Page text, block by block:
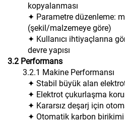
kopyalanması
✦ Parametre düzenleme:
(şekil/malzemeye göre)
✦ Kullanıcı ihtiyaçlarına
devre yapısı
3.2 Performans
3.2.1 Makine Performansı
✦ Stabil büyük alan
✦ Elektrot çukurlaşma
✦ Kararsız deşarj için
✦ Otomatik karbon birikimi